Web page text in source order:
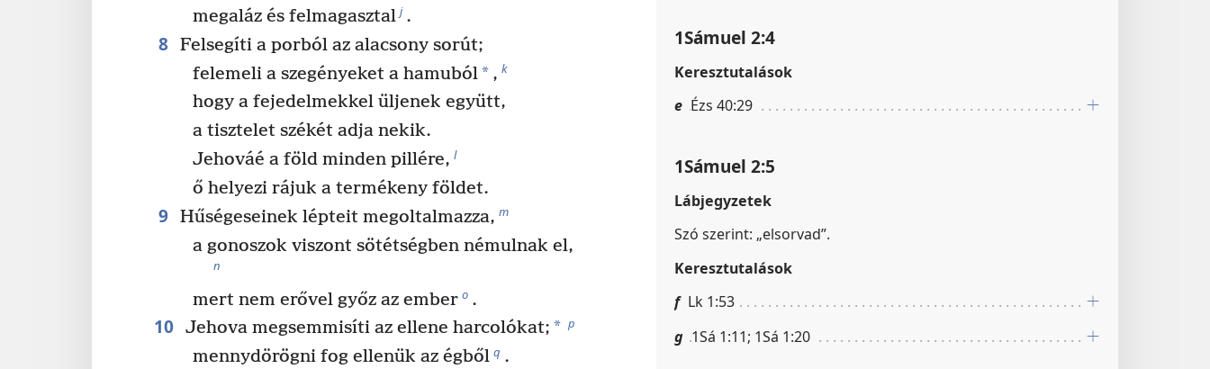
megaláz és felmagasztal j .
8 Felsegíti a porból az alacsony sorút;
felemeli a szegényeket a hamuból* , k
hogy a fejedelmekkel üljenek együtt,
a tisztelet székét adja nekik.
Jehováé a föld minden pillére, l
ő helyezi rájuk a termékeny földet.
9 Hűségeseinek lépteit megoltalmazza, m
a gonoszok viszont sötétségben némulnak el,
n
mert nem erővel győz az ember o .
10 Jehova megsemmisíti az ellene harcolókat; * p
mennydörögni fog ellenük az égből q .
1Sámuel 2:4
Keresztutalások
e Ézs 40:29
1Sámuel 2:5
Lábjegyzetek
Szó szerint: „elsorvad”.
Keresztutalások
f Lk 1:53
g 1Sá 1:11; 1Sá 1:20